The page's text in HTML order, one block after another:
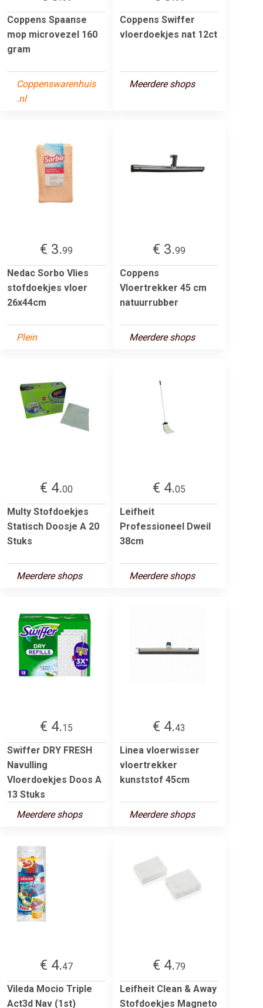
Coppens Spaanse
mop microvezel 160
gram
Coppenswarenhuis
.nl
Coppens Swiffer
vloerdoekjes nat 12ct
Meerdere shops
€ 3.99
Nedac Sorbo Vlies
stofdoekjes vloer
26x44cm
Plein
€ 3.99
Coppens
Vloertrekker 45 cm
natuurrubber
Meerdere shops
€ 4.00
Multy Stofdoekjes
Statisch Doosje A 20
Stuks
Meerdere shops
€ 4.05
Leifheit
Professioneel Dweil
38cm
Meerdere shops
€ 4.15
Swiffer DRY FRESH
Navulling
Vloerdoekjes Doos A
13 Stuks
Meerdere shops
€ 4.43
Linea vloerwisser
vloertrekker
kunststof 45cm
Meerdere shops
€ 4.47
Vileda Mocio Triple
Act3d Nav (1st)
€ 4.79
Leifheit Clean & Away
Stofdoekjes Magneto